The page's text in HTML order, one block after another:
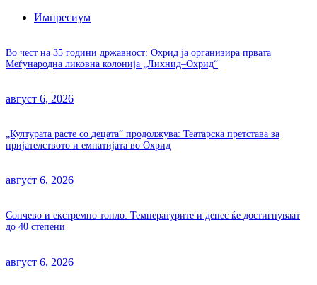
Импресиум
Во чест на 35 години државност: Охрид ја организира првата
Меѓународна ликовна колонија „Лихнид–Охрид“
август 6, 2026
„Културата расте со децата“ продолжува: Театарска претстава за
пријателството и емпатијата во Охрид
август 6, 2026
Сончево и екстремно топло: Температурите и денес ќе достигнуваат
до 40 степени
август 6, 2026